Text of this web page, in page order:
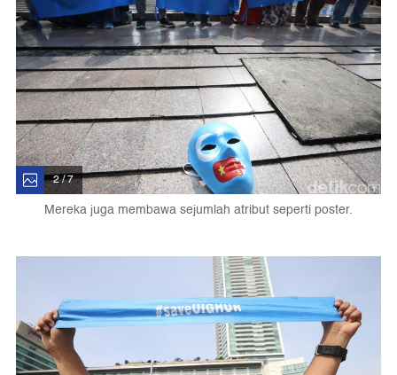
2 / 7
Mereka juga membawa sejumlah atribut seperti poster.